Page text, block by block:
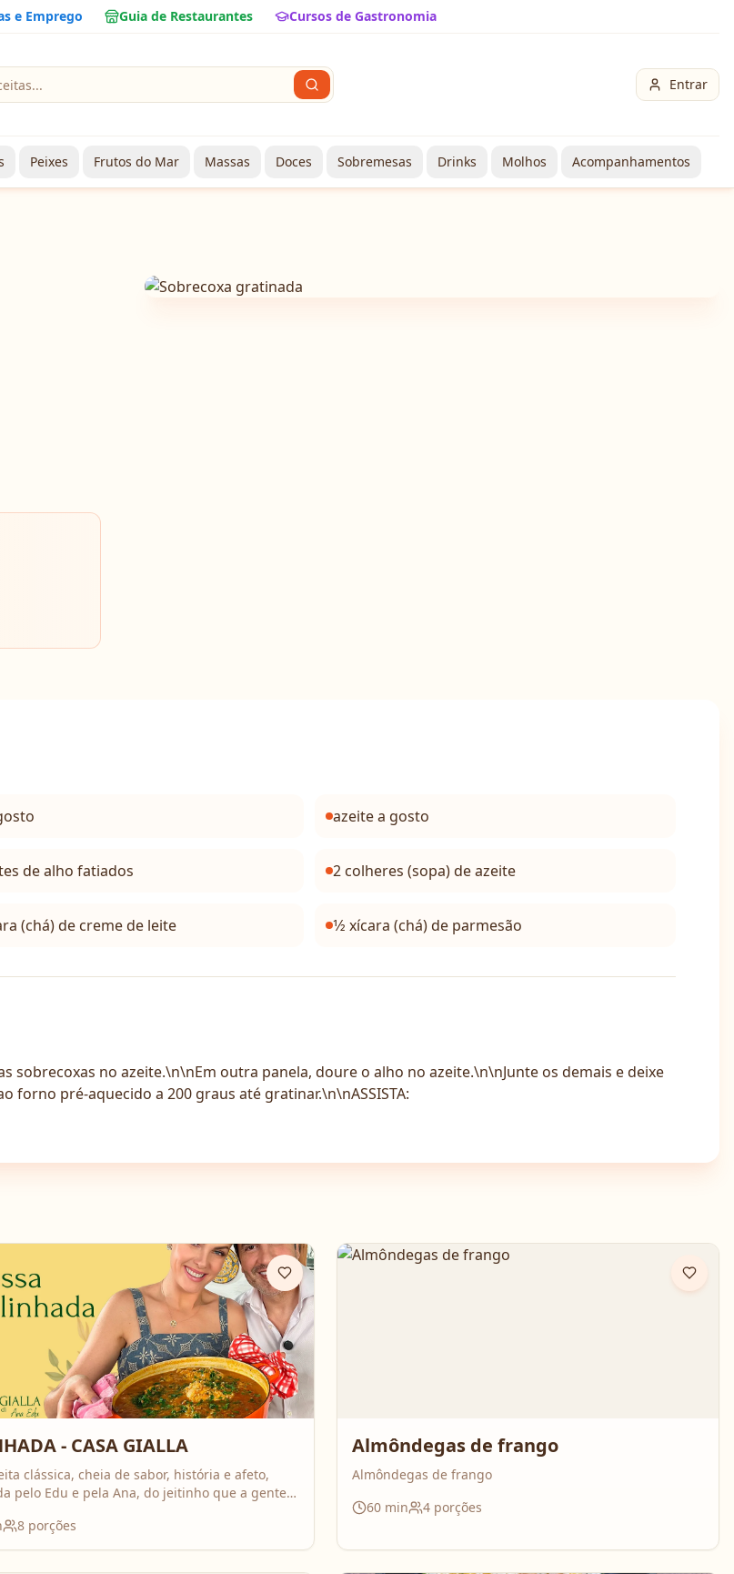
e Emprego Guia de Restaurantes Cursos de Gastronomia
Entrar
Peixes Frutos do Mar Massas Doces Sobremesas Drinks Molhos Acompanhamentos
azeite a gosto
de alho fatiados 2 colheres (sopa) de azeite
(chá) de creme de leite 1⁄2 xícara (chá) de parmesão
sobrecoxas no azeite.\n\nEm outra panela, doure o alho no azeite.\n\nJunte os demais e deixe
forno pré-aquecido a 200 graus até gratinar.\n\nASSISTA:
- CASA GIALLA
clássica, cheia de sabor, história e afeto,
pelo Edu e pela Ana, do jeitinho que a gente
compartilham o passo a passo completo da
com dicas importantes para deixar o frango
8 porções
Almôndegas de frango
Almôndegas de frango
60min 4porções